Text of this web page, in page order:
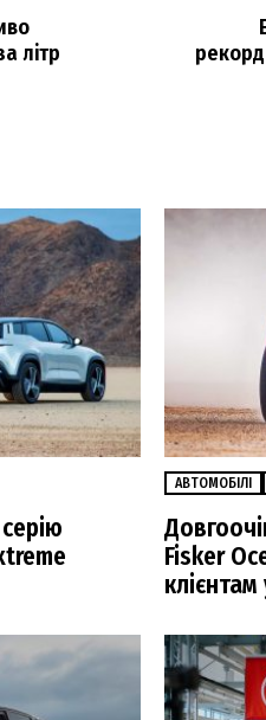
літр
АВТОМОБІЛІ
Fisker